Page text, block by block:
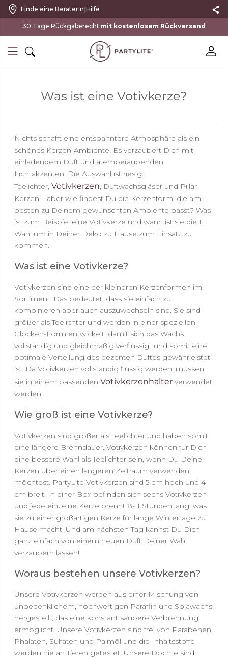
Finde eine BeraterIn|Hilfe
Was ist eine Votivkerze?
Nichts schafft eine entspanntere Atmosphäre als ein
schönes Kerzen-Ambiente. Es verzaubert Dich mit
einladendem Duft und atemberaubenden
Lichtakzenten. Die Auswahl ist riesig:
Teelichter, Votivkerzen, Duftwachsgläser und Pillar-
Kerzen – aber wie findest Du die Kerzenform, die am
besten zu Deinem gewünschten Ambiente passt? Was
ist zum Beispiel eine Votivkerze und wann ist sie die 1.
Wahl um in Deiner Deko zu Hause zum Einsatz zu
kommen.
Was ist eine Votivkerze?
Votivkerzen sind eine der kleineren Kerzenformen im
Sortiment. Das bedeutet, dass sie einfach zu
kombinieren aber auch auszuwechseln sind. Sie sind
größer als Teelichter und werden in einer speziellen
Glocken-Form entwickelt, damit sich das Wachs
vollständig und gleichmäßig verflüssigt und somit eine
optimale Verteilung des dezenten Duftes gewährleistet
ist. Da Votivkerzen vollständig flüssig werden, müssen
sie in einem passenden Votivkerzenhalter verwendet
werden.
Wie groß ist eine Votivkerze?
Votivkerzen sind größer als Teelichter und haben somit
eine längere Brenndauer. Votivkerzen können für Dich
eine bessere Wahl als Teelichter sein, wenn Du Deine
Kerzen über einen längeren Zeitraum verwenden
möchtest. PartyLite Votivkerzen sind 5 cm hoch und 4
cm breit. In einer Box befinden sich sechs Votivkerzen
und jede einzelne Kerze brennt 8-11 Stunden lang, was
sie zu einer großartigen Kerze für lange Wintertage zu
Hause macht. Und am nächsten Tag kannst Du Dich
ganz einfach von einem neuen Duft Deiner Wahl
verzaubern lassen!
Woraus bestehen unsere Votivkerzen?
Unsere Votivkerzen werden aus einer Mischung von
unbedenklichem, hochwertigen Paraffin und Sojawachs
hergestellt, das eine konstant saubere Verbrennung
ermöglicht. Unsere Votivkerzen sind frei von Parabenen,
Phalaten, Sulfaten und Palmöl und die Inhaltsstoffe
werden nie an Tieren getestet. Unsere Dochte sind